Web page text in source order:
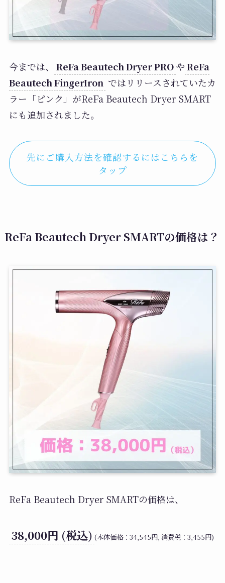
今までは、 ReFa Beautech Dryer PROやReFa
Beautech FingerIron ではリリースされていたカ
ラー「ピンク」がReFa Beautech Dryer SMART
にも追加されました。
先にご購入方法を確認するにはこちらを
タップ
ReFa Beautech Dryer SMARTの価格は？
ReFa Beautech Dryer SMARTの価格は、
38,000円 (税込) (本体価格：34,545円, 消費税：3,455円)